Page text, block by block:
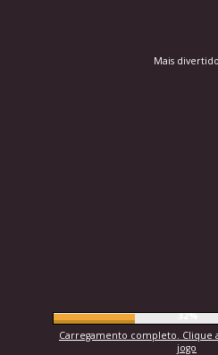
Mais divertido
35%
Carregamento completo. Clique
jogo